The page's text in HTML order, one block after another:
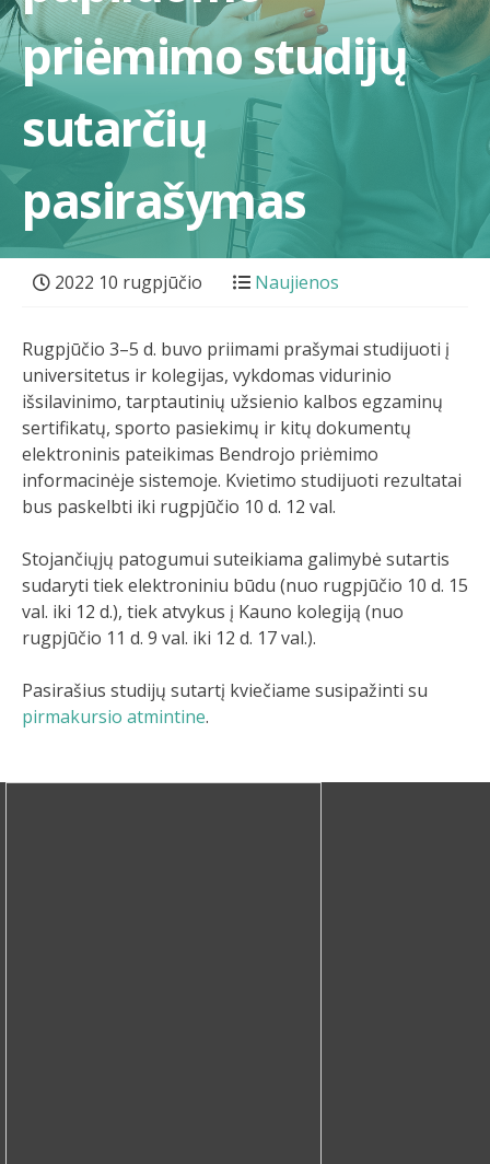
priėmimo studijų
sutarčių
pasirašymas
2022 10 rugpjūčio Naujienos
Rugpjūčio 3–5 d. buvo priimami prašymai studijuoti į
universitetus ir kolegijas, vykdomas vidurinio
išsilavinimo, tarptautinių užsienio kalbos egzaminų
sertifikatų, sporto pasiekimų ir kitų dokumentų
elektroninis pateikimas Bendrojo priėmimo
informacinėje sistemoje. Kvietimo studijuoti rezultatai
bus paskelbti iki rugpjūčio 10 d. 12 val.
Stojančiųjų patogumui suteikiama galimybė sutartis
sudaryti tiek elektroniniu būdu (nuo rugpjūčio 10 d. 15
val. iki 12 d.), tiek atvykus į Kauno kolegiją (nuo
rugpjūčio 11 d. 9 val. iki 12 d. 17 val.).
Pasirašius studijų sutartį kviečiame susipažinti su
pirmakursio atmintine.